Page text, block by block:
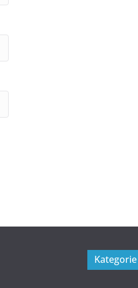
Kategorie